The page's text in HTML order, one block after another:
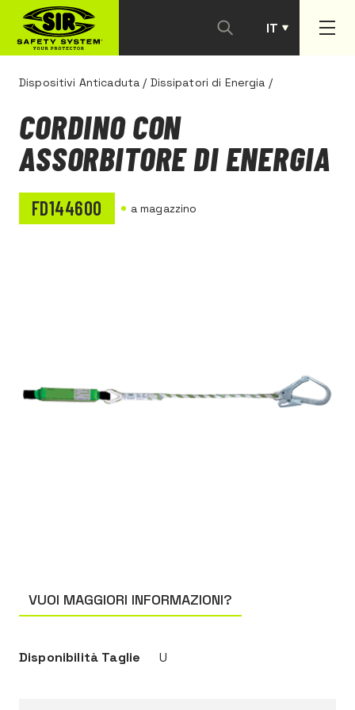
IT
PT
Dispositivi Anticaduta / Dissipatori di Energia /
VUOI MAGGIORI INFORMAZIONI?
Disponibilità Taglie U
CORDINO CON
ASSORBITORE DI ENERGIA
FD144600 a magazzino